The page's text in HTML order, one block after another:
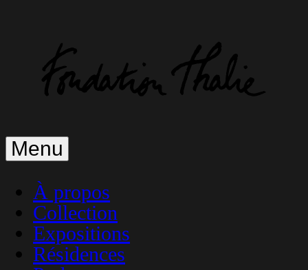
Menu
À propos
Collection
Expositions
Résidences